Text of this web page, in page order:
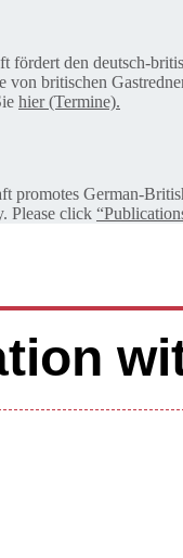
fördert den deutsch-
von britischen
hier (Termine).
promotes German-
Please click